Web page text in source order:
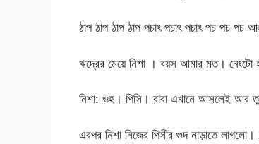
ঠাপ ঠাপ ঠাপ ঠাপ পচাৎ পচাৎ পচাৎ পচ
ঋদ্রের মেয়ে নিশা । বয়স আমার মত। নেংটো
নিশা: ওহ। পিসি। বাবা এখানে আসলেই আর
এরপর নিশা নিজের পিসীর গুদ নাড়াতে